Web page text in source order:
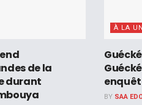
de la
durant
À LA
BY SAA